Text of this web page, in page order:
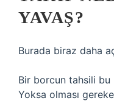
YAVAŞ?
Burada biraz daha
Bir borcun tahsili bu
Yoksa olması